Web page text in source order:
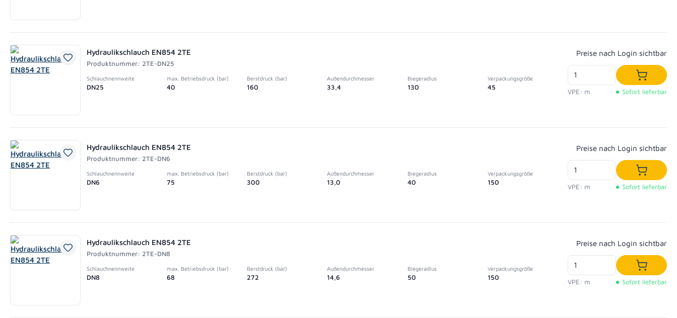
Hydraulikschlauch EN854 2TE
Produktnummer: 2TE-DN25
Schlauchnennweite
DN25
max. Betriebsdruck (bar)
40
Berstdruck (bar)
160
Außendurchmesser
33,4
Biegeradius
130
Verpackungsgröße
45
Regulärer Preis:
Preise nach Login sichtbar
VPE: m
In den
Sofort lieferbar
Hydraulikschlauch EN854 2TE
Produktnummer: 2TE-DN6
Schlauchnennweite
DN6
max. Betriebsdruck (bar)
75
Berstdruck (bar)
300
Außendurchmesser
13,0
Biegeradius
40
Verpackungsgröße
150
Regulärer Preis:
Preise nach Login sichtbar
VPE: m
In den
Sofort lieferbar
Hydraulikschlauch EN854 2TE
Produktnummer: 2TE-DN8
Schlauchnennweite
DN8
max. Betriebsdruck (bar)
68
Berstdruck (bar)
272
Außendurchmesser
14,6
Biegeradius
50
Verpackungsgröße
150
Regulärer Preis:
Preise nach Login sichtbar
VPE: m
In den
Sofort lieferbar